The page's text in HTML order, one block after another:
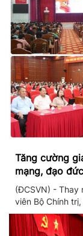
Tăng cường
mạng, đạo
thống giáo
(ĐCSVN) - Thay
viên Bộ Chính trị,